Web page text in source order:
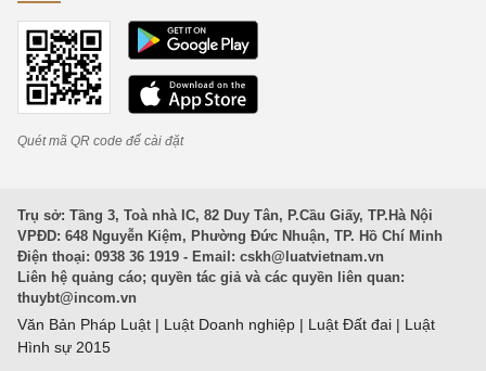
Quét mã QR code để cài đặt
Trụ sở: Tầng 3, Toà nhà IC, 82 Duy Tân, P.Cầu Giấy, TP.Hà Nội
VPĐD: 648 Nguyễn Kiệm, Phường Đức Nhuận, TP. Hồ Chí Minh
Điện thoại: 0938 36 1919 - Email: cskh@luatvietnam.vn
Liên hệ quảng cáo; quyền tác giả và các quyền liên quan:
thuybt@incom.vn
Văn Bản Pháp Luật | Luật Doanh nghiệp | Luật Đất đai | Luật
Hình sự 2015